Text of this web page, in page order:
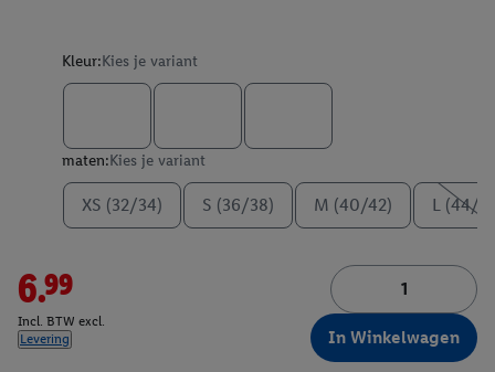
Kleur:Kies je variant
maten:Kies je variant
XS (32/34) S (36/38) M (40/42) L (44/
6.99
Incl. BTW excl.
Levering
In Winkelwagen